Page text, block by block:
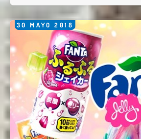
30 MAYO 2018